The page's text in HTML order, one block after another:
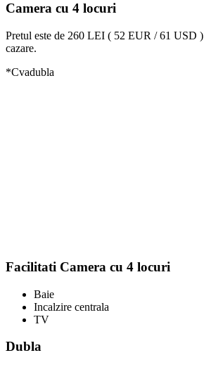
Camera cu 4 locuri
Pretul este de 260 LEI ( 52 EUR / 61 USD )
cazare.
*Cvadubla
Facilitati Camera cu 4 locuri
Baie
Incalzire centrala
TV
Dubla